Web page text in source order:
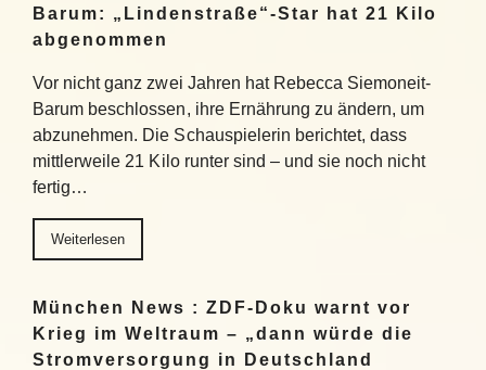
Barum: „Lindenstraße“-Star hat 21 Kilo
abgenommen
Vor nicht ganz zwei Jahren hat Rebecca Siemoneit-
Barum beschlossen, ihre Ernährung zu ändern, um
abzunehmen. Die Schauspielerin berichtet, dass
mittlerweile 21 Kilo runter sind – und sie noch nicht
fertig…
Weiterlesen
München News : ZDF-Doku warnt vor
Krieg im Weltraum – „dann würde die
Stromversorgung in Deutschland